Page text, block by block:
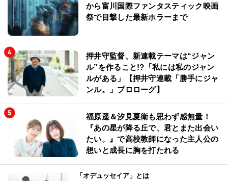
から富川国際ファンタスティック映画
祭で目撃した最新ホラーまで
押井守監督、新連載テーマは“ジャン
ル”を作ること!?「私には私のジャン
ルがある」【押井守連載「勝手にジャ
ンル。」プロローグ】
福原遥＆汐見夏衛も思わず感無量！
『あの星が降る丘で、君とまた出会い
たい。』で高校教師になった主人公の
想いと成長に胸を打たれる
「オデュッセイア」とは